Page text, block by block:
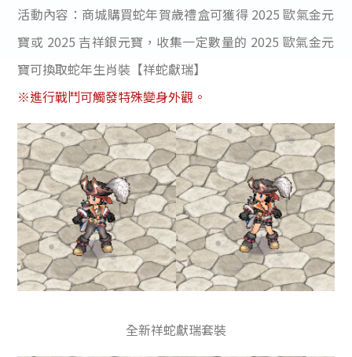
活動內容：商城購買蛇年賀歲禮盒可獲得 2025 歐氣金元
寶或 2025 吉祥銀元寶，收集一定數量的 2025 歐氣金元
寶可換取蛇年生肖裝【祥蛇獻瑞】
※進行戰鬥可觸發特殊變身外觀。
全新祥蛇獻瑞套裝